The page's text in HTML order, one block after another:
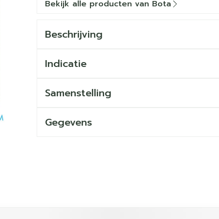
Bekijk alle producten van Bota
Beschrijving
Indicatie
Samenstelling
Gegevens